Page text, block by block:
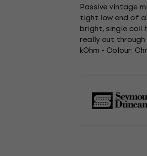
Passive vintage
tight low end of a
bright, single coil
really cut
kOhm - Colour: